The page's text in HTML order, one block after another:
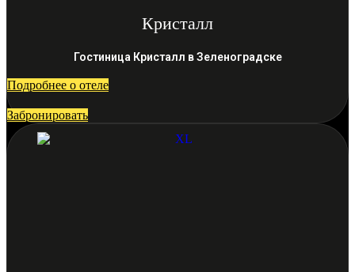
Кристалл
Гостиница Кристалл в Зеленоградске
Подробнее о отеле
Забронировать